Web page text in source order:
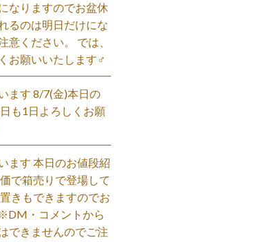
なりますのでお盆休
るのは明日だけにな
意ください。 では、
お願いいたします‍♂️
ます 8/7(金)本日の
も1日よろしくお願
ます 本日のお値段紹
で箱売りで登場して
きもできますのでお
・コメントから
できませんのでご注